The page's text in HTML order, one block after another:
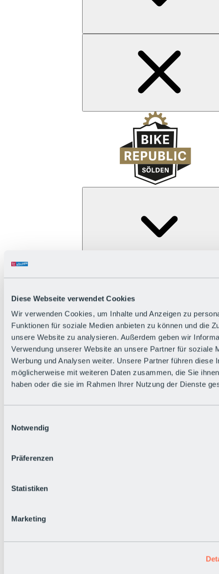
Diese Webseite verwendet Cookies
Wir verwenden Cookies, um Inhalte und Anzeigen zu
Funktionen für soziale Medien anbieten zu können und die
unsere Website zu analysieren. Außerdem geben wir
Verwendung unserer Website an unsere Partner für soziale
Werbung und Analysen weiter. Unsere Partner führen diese
möglicherweise mit weiteren Daten zusammen, die Sie
haben oder die sie im Rahmen Ihrer Nutzung der Dienste
Notwendig
Präferenzen
Statistiken
Marketing
Alle Live-Infos
Wetter
Hüttenstatus
Livecams
Urlaubsregion